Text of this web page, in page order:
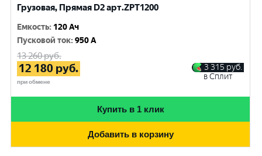
Грузовая, Прямая D2 арт.ZPT1200
Емкость: 120 Ач
Пусковой ток:950 A
13 260руб.
12 180 руб.
при обмене
3 315 руб.
в Сплит
Купить в 1 клик
Добавить в корзину